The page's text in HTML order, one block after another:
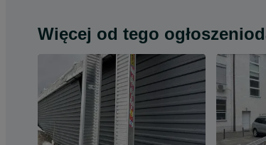
Więcej od tego